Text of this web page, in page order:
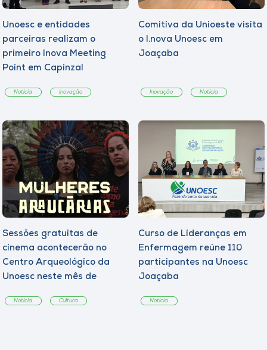
Unoesc e entidades
parceiras realizam o
primeiro Inova Meeting
Point em Capinzal
Notícia Inovação
Comitiva da Unioeste visita
o I.nova Unoesc em
Joaçaba
Inovação Notícia
Sessões gratuitas de
cinema acontecerão no
Centro Arqueológico da
Unoesc neste mês de
Notícia Cultura
Curso de Lideranças em
Enfermagem reúne 110
participantes na Unoesc
Joaçaba
Notícia